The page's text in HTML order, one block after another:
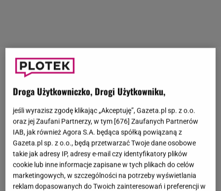
Maciej Pelaniedawno rozstał się z
niespodziewana, gdyż jeszcze podczas nagrywania
"Królowa przetrwania" zapewniała przed kamerami
o miłości od męża. Rozpadu związku nie
zwiastowały też wspólne zdjęcia w mediach
społecznościowych oraz z wyjść na branżowe
eventy. Ostatnio tancerz nawiązał do tego, że to, co
widzimy na Instagramie, nie zawsze musi być
Droga Użytkowniczko, Drogi Użytkowniku,
jeśli wyrazisz zgodę klikając „Akceptuję”, Gazeta.pl sp. z o.o.
oraz jej Zaufani Partnerzy, w tym [676] Zaufanych Partnerów
IAB, jak również Agora S.A. będąca spółką powiązaną z
Gazeta.pl sp. z o.o., będą przetwarzać Twoje dane osobowe
takie jak adresy IP, adresy e-mail czy identyfikatory plików
cookie lub inne informacje zapisane w tych plikach do celów
marketingowych, w szczególności na potrzeby wyświetlania
reklam dopasowanych do Twoich zainteresowań i preferencji w